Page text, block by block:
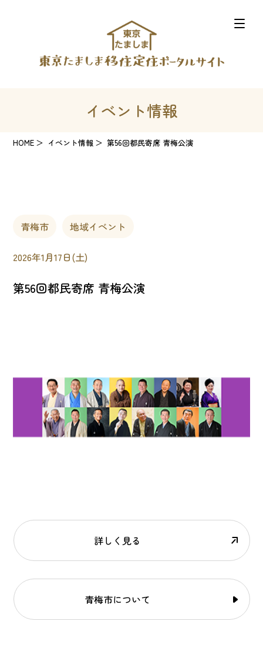
イベント情報
HOME イベント情報 第56回都民寄席 青梅公演
青梅市 地域イベント
2026年1月17日(土)
第56回都民寄席 青梅公演
詳しく見る
青梅市について